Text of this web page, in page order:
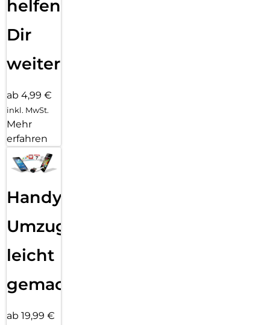
helfen
Dir
weiter
ab 4,99 €
inkl. MwSt.
Mehr
erfahren
Handy
Umzug
leicht
gemacht!
ab 19,99 €